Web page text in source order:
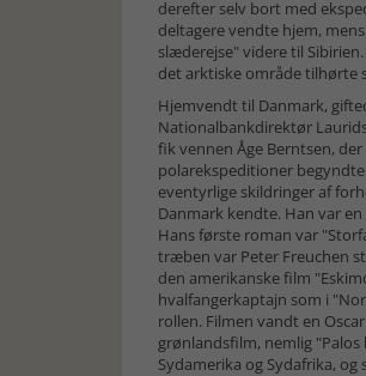
derefter selv bort med
deltagere vendte hjem,
slæderejse" videre til
det arktiske område tilhørte
Hjemvendt til Danmark,
Nationalbankdirektør
fik vennen Åge Berntsen,
polarekspeditioner
eventyrlige skildringer af
Danmark kendte. Han var
Hans første roman var
træben var Peter Freuchen
den amerikanske film
hvalfangerkaptajn som i
rollen. Filmen vandt en
grønlandsfilm, nemlig "Palos
Sydamerika og Sydafrika,